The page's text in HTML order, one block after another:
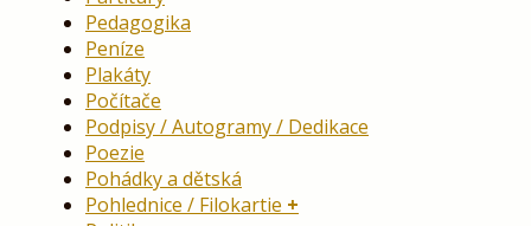
Pedagogika
Peníze
Plakáty
Počítače
Podpisy / Autogramy / Dedikace
Poezie
Pohádky a dětská
Pohlednice / Filokartie